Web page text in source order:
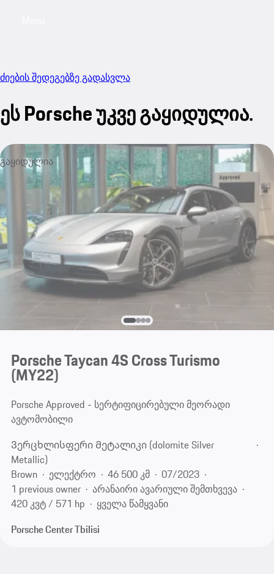
ძიების შედეგებზე გადასვლა
ეს Porsche უკვე გაყიდულია.
გაყიდულია
Porsche Taycan 4S Cross Turismo
(MY22)
Porsche Approved - სერტიფიცირებული მეორადი
ავტომობილი
Ვერცხლისფერი Მეტალიკი (dolomite Silver
Metallic)
Brown
ელექტრო 46 500 კმ
07/2023
1 previous owner
არანაირი ავარიული შემთხვევა
420 კვტ / 571 hp
ყველა წამყვანი
Porsche Center Tbilisi